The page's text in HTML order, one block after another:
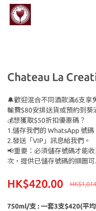
Chateau La
🔔歡迎混合不同酒款滿6支享
輸費$80安排送貨或預約到葵
💰想獲取$50折扣優惠碼？
1.儲存我們的 WhatsApp 號
2.發送「VIP」訊息給我們。
📢重要：必須儲存號碼才能
次，提供已儲存號碼的擷圖
HK$420.00
750ml/支 : 一套3支$420(平